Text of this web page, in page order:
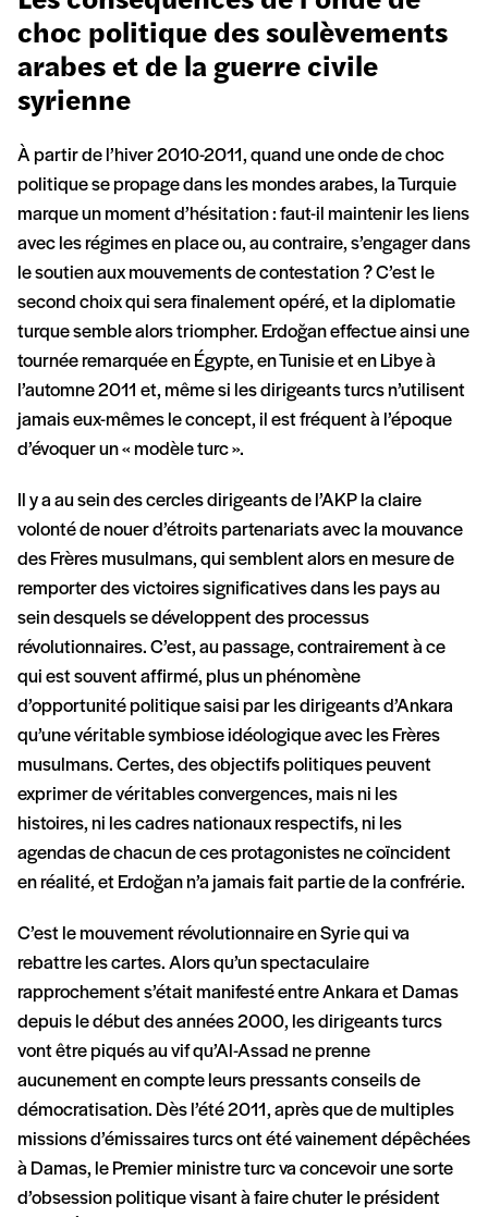
choc politique des soulèvements
arabes et de la guerre civile
syrienne
À partir de l’hiver 2010-2011, quand une onde de choc
politique se propage dans les mondes arabes, la Turquie
marque un moment d’hésitation : faut-il maintenir les liens
avec les régimes en place ou, au contraire, s’engager dans
le soutien aux mouvements de contestation ? C’est le
second choix qui sera finalement opéré, et la diplomatie
turque semble alors triompher. Erdoğan effectue ainsi une
tournée remarquée en Égypte, en Tunisie et en Libye à
l’automne 2011 et, même si les dirigeants turcs n’utilisent
jamais eux-mêmes le concept, il est fréquent à l’époque
d’évoquer un « modèle turc ».
Il y a au sein des cercles dirigeants de l’AKP la claire
volonté de nouer d’étroits partenariats avec la mouvance
des Frères musulmans, qui semblent alors en mesure de
remporter des victoires significatives dans les pays au
sein desquels se développent des processus
révolutionnaires. C’est, au passage, contrairement à ce
qui est souvent affirmé, plus un phénomène
d’opportunité politique saisi par les dirigeants d’Ankara
qu’une véritable symbiose idéologique avec les Frères
musulmans. Certes, des objectifs politiques peuvent
exprimer de véritables convergences, mais ni les
histoires, ni les cadres nationaux respectifs, ni les
agendas de chacun de ces protagonistes ne coïncident
en réalité, et Erdoğan n’a jamais fait partie de la confrérie.
C’est le mouvement révolutionnaire en Syrie qui va
rebattre les cartes. Alors qu’un spectaculaire
rapprochement s’était manifesté entre Ankara et Damas
depuis le début des années 2000, les dirigeants turcs
vont être piqués au vif qu’Al-Assad ne prenne
aucunement en compte leurs pressants conseils de
démocratisation. Dès l’été 2011, après que de multiples
missions d’émissaires turcs ont été vainement dépêchées
à Damas, le Premier ministre turc va concevoir une sorte
d’obsession politique visant à faire chuter le président